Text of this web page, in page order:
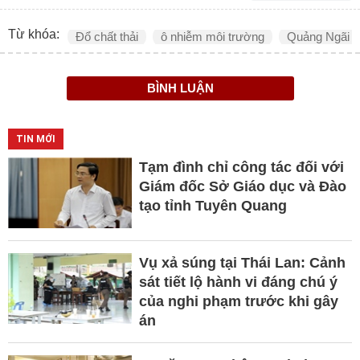
Từ khóa: Đổ chất thải ô nhiễm môi trường Quảng Ngãi
BÌNH LUẬN
TIN MỚI
Tạm đình chỉ công tác đối với
Giám đốc Sở Giáo dục và Đào
tạo tỉnh Tuyên Quang
Vụ xả súng tại Thái Lan: Cảnh
sát tiết lộ hành vi đáng chú ý
của nghi phạm trước khi gây
án